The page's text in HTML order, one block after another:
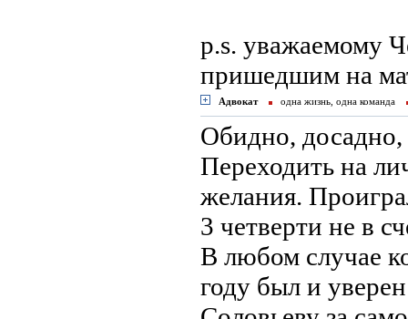
p.s. уважаемому
пришедшим на
Адвокат одна жизнь, одна команда
Обидно,
Переходить на
желания.
3 четверти не в
В любом случае
году был и